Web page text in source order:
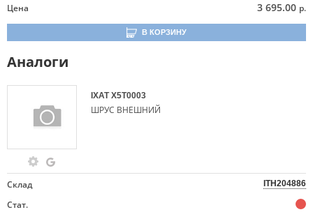
Цена
3 695.00 р.
В КОРЗИНУ
Аналоги
IXATX5T0003
ШРУС ВНЕШНИЙ
Склад ITH204886
Стат.